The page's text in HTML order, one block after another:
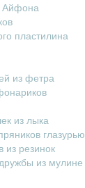
Айфона
пластилина
из фетра
из лыка
глазурью
из резинок
из мулине